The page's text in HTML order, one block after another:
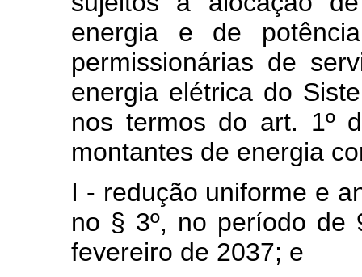
energia e de
permissionárias de
energia elétrica do
nos termos do art. 1º
montantes de energia
I - redução uniforme e
no § 3º, no período
fevereiro de 2037; e